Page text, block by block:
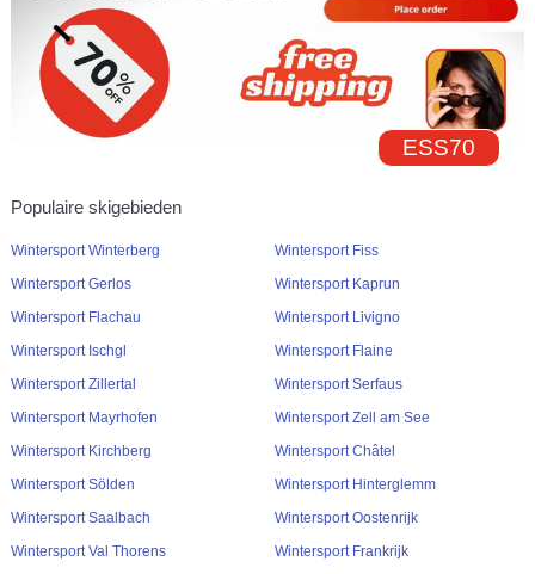
ESS70
Populaire skigebieden
Wintersport Winterberg
Wintersport Gerlos
Wintersport Flachau
Wintersport Ischgl
Wintersport Zillertal
Wintersport Mayrhofen
Wintersport Kirchberg
Wintersport Sölden
Wintersport Saalbach
Wintersport Val Thorens
Wintersport Fiss
Wintersport Kaprun
Wintersport Livigno
Wintersport Flaine
Wintersport Serfaus
Wintersport Zell am See
Wintersport Châtel
Wintersport Hinterglemm
Wintersport Oostenrijk
Wintersport Frankrijk